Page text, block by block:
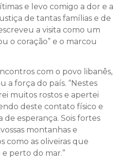
e levo comigo a dor e a
de tantas famílias e de
a visita como um
o coração” e o marcou
com o povo libanês,
a força do país. “Nestes
muitos rostos e apertei
deste contato físico e
esperança. Sois fortes
montanhas e
como as oliveiras que
perto do mar.”